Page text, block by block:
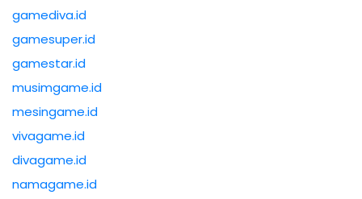
gamediva.id
gamesuper.id
gamestar.id
musimgame.id
mesingame.id
vivagame.id
divagame.id
namagame.id